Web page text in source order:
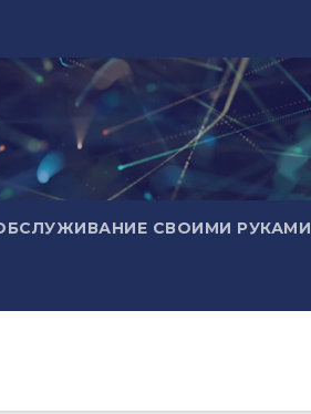
СВОИМИ РУКАМИ